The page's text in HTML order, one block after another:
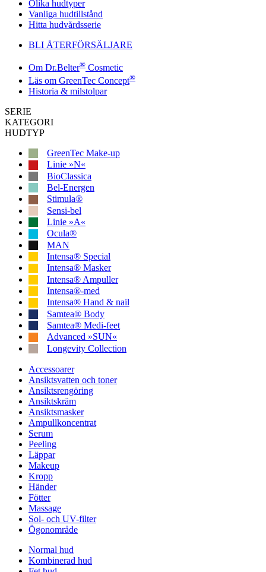
Olika hudtyper
Vanliga hudtillstånd
Hitta hudvårdsserie
BLI ÅTERFÖRSÄLJARE
Om Dr.Belter® Cosmetic
Läs om GreenTec Concept®
Historia & milstolpar
SERIE
KATEGORI
HUDTYP
GreenTec Make-up
Linie »N«
BioClassica
Bel-Energen
Stimula®
Sensi-bel
Linie »A«
Ocula®
MAN
Intensa® Special
Intensa® Masker
Intensa® Ampuller
Intensa®-med
Intensa® Hand & nail
Samtea® Body
Samtea® Medi-feet
Advanced »SUN«
Longevity Collection
Accessoarer
Ansiktsvatten och toner
Ansiktsrengöring
Ansiktskräm
Ansiktsmasker
Ampullkoncentrat
Serum
Peeling
Läppar
Makeup
Kropp
Händer
Fötter
Massage
Sol- och UV-filter
Ögonområde
Normal hud
Kombinerad hud